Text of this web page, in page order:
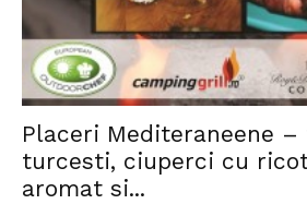
Placeri Mediteraneene
turcesti, ciuperci cu
aromat si...